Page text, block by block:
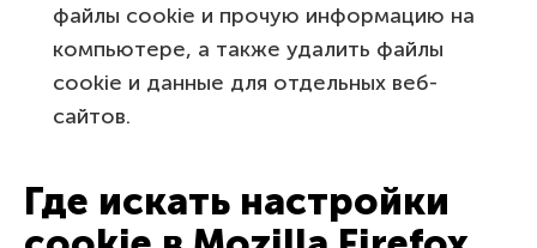
файлы cookie и прочую информацию на
компьютере, а также удалить файлы
cookie и данные для отдельных веб-
сайтов.
Где искать настройки